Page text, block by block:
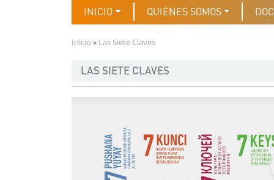
Navegación principal
INICIO QUIÉNES SOMOS
Ruta de navegación
Inicio Las Siete Claves
LAS SIETE CLAVES